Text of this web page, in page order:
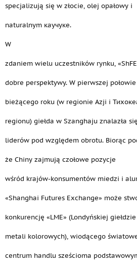
specjalizują się w złocie, olej opałowy i
naturalnym каучуке.
W
zdaniem wielu uczestników rynku,
dobre perspektywy. W pierwszej połowie
bieżącego roku (w regionie Azji i
regionu) giełda w Szanghaju znalazła
liderów pod względem obrotu. Biorąc
że Chiny zajmują czołowe pozycje
wśród krajów-konsumentów miedzi i
«Shanghai Futures Exchange» może
konkurencję «LME» (Londyńskiej giełdzie
metali kolorowych), wiodącego
centrum handlu sześcioma